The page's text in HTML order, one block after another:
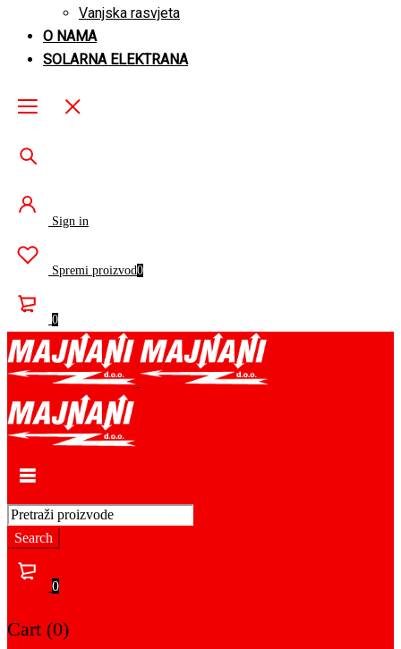
Vanjska rasvjeta
O NAMA
SOLARNA ELEKTRANA
Sign in
Spremi proizvod0
0
0
Cart (0)